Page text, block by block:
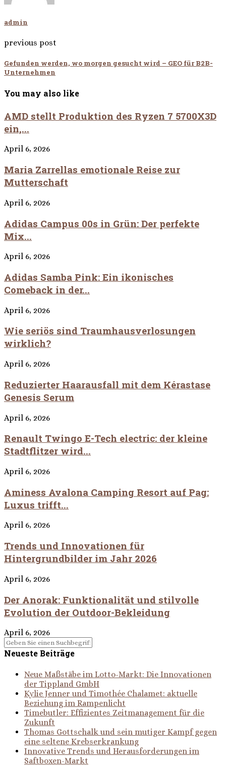
admin
previous post
Gefunden werden, wo morgen gesucht wird – GEO für B2B-
Unternehmen
You may also like
AMD stellt Produktion des Ryzen 7 5700X3D
ein,...
April 6, 2026
Maria Zarrellas emotionale Reise zur
Mutterschaft
April 6, 2026
Adidas Campus 00s in Grün: Der perfekte
Mix...
April 6, 2026
Adidas Samba Pink: Ein ikonisches
Comeback in der...
April 6, 2026
Wie seriös sind Traumhausverlosungen
wirklich?
April 6, 2026
Reduzierter Haarausfall mit dem Kérastase
Genesis Serum
April 6, 2026
Renault Twingo E-Tech electric: der kleine
Stadtflitzer wird...
April 6, 2026
Aminess Avalona Camping Resort auf Pag:
Luxus trifft...
April 6, 2026
Trends und Innovationen für
Hintergrundbilder im Jahr 2026
April 6, 2026
Der Anorak: Funktionalität und stilvolle
Evolution der Outdoor-Bekleidung
April 6, 2026
Neueste Beiträge
Neue Maßstäbe im Lotto-Markt: Die Innovationen
der Tippland GmbH
Kylie Jenner und Timothée Chalamet: aktuelle
Beziehung im Rampenlicht
Timebutler: Effizientes Zeitmanagement für die
Zukunft
Thomas Gottschalk und sein mutiger Kampf gegen
eine seltene Krebserkrankung
Innovative Trends und Herausforderungen im
Saftboxen-Markt